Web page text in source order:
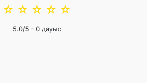
☆
☆
☆
☆
☆
5.0/5 - 0 дауыс